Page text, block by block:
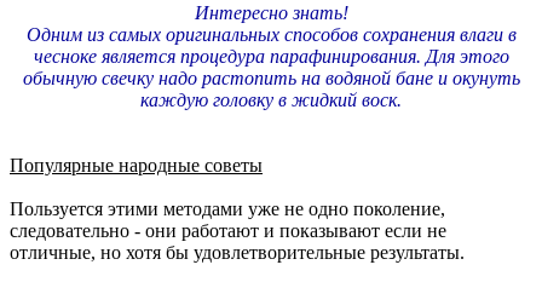
Интересно знать!
Одним из самых оригинальных способов сохранения влаги в
чесноке является процедура парафинирования. Для этого
обычную свечку надо растопить на водяной бане и окунуть
каждую головку в жидкий воск.
Популярные народные советы
Пользуется этими методами уже не одно поколение,
следовательно - они работают и показывают если не
отличные, но хотя бы удовлетворительные результаты.